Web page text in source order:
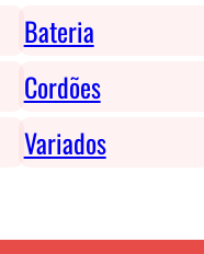
Bateria
Cordões
Variados